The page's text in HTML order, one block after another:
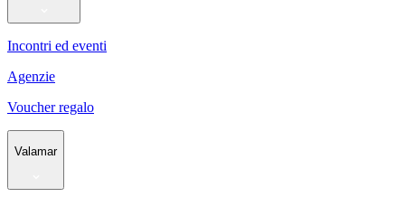
Incontri ed eventi
Agenzie
Voucher regalo
Valamar